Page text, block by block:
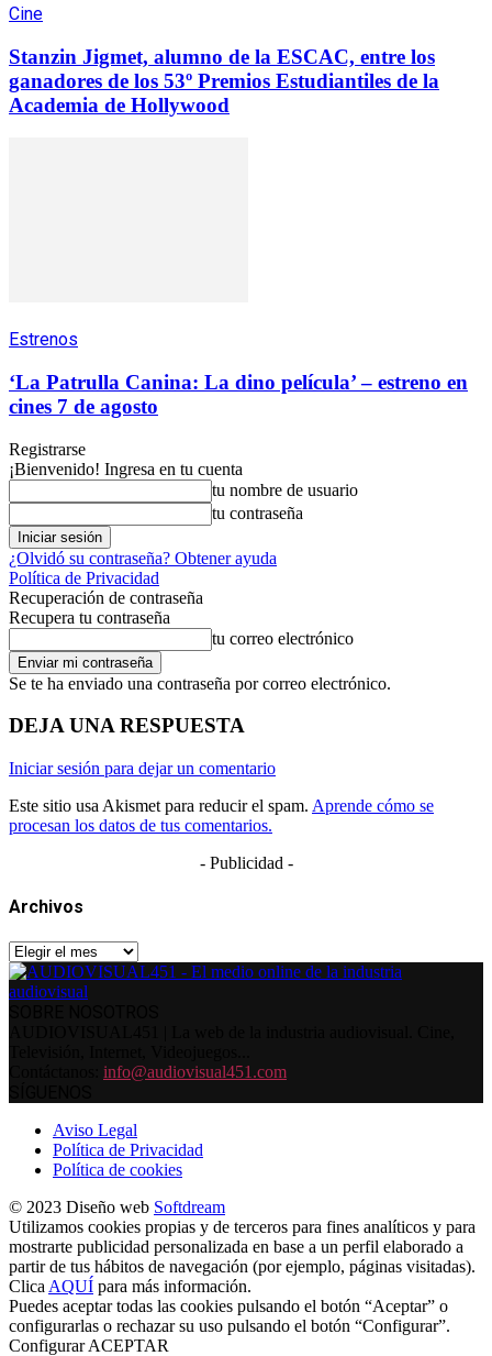
Cine
Stanzin Jigmet, alumno de la ESCAC, entre los
ganadores de los 53º Premios Estudiantiles de la
Academia de Hollywood
Estrenos
‘La Patrulla Canina: La dino película’ – estreno en
cines 7 de agosto
Registrarse
¡Bienvenido! Ingresa en tu cuenta
tu nombre de usuario
tu contraseña
¿Olvidó su contraseña? Obtener ayuda
Política de Privacidad
Recuperación de contraseña
Recupera tu contraseña
tu correo electrónico
Se te ha enviado una contraseña por correo electrónico.
DEJA UNA RESPUESTA
Iniciar sesión para dejar un comentario
Este sitio usa Akismet para reducir el spam. Aprende cómo se
procesan los datos de tus comentarios.
- Publicidad -
Archivos
Archivos
info@audiovisual451.com
Aviso Legal
Política de Privacidad
Política de cookies
© 2023 Diseño web Softdream
Utilizamos cookies propias y de terceros para fines analíticos y para
mostrarte publicidad personalizada en base a un perfil elaborado a
partir de tus hábitos de navegación (por ejemplo, páginas visitadas).
Clica AQUÍ para más información.
Puedes aceptar todas las cookies pulsando el botón “Aceptar” o
configurarlas o rechazar su uso pulsando el botón “Configurar”.
Configurar ACEPTAR